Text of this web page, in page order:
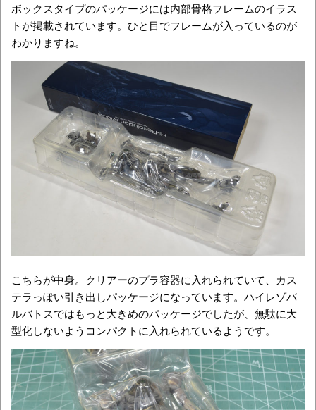
ボックスタイプのパッケージには内部骨格フレームのイラス
トが掲載されています。ひと目でフレームが入っているのが
わかりますね。
こちらが中身。クリアーのプラ容器に入れられていて、カス
テラっぽい引き出しパッケージになっています。ハイレゾバ
ルバトスではもっと大きめのパッケージでしたが、無駄に大
型化しないようコンパクトに入れられているようです。